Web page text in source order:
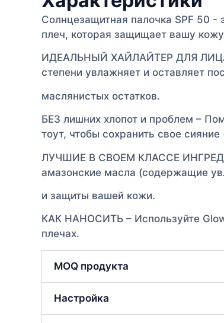
Солнцезащитная палочка SPF 50 -
плеч, которая защищает вашу
ИДЕАЛЬНЫЙ ХАЙЛАЙТЕР ДЛЯ ЛИЦА
степени увлажняет и оставляет
маслянистых остатков.
БЕЗ лишних хлопот и проблем –
тоут, чтобы сохранить свое
ЛУЧШИЕ В СВОЕМ КЛАССЕ
амазонские масла (содержащие
и защиты вашей кожи.
КАК НАНОСИТЬ – Используйте
плечах.
MOQ продукта
Настройка